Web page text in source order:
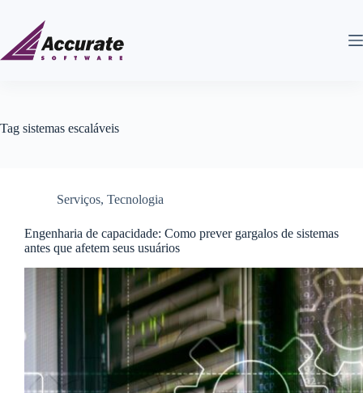
Tag sistemas escaláveis
Serviços, Tecnologia
Engenharia de capacidade: Como prever gargalos de sistemas
antes que afetem seus usuários